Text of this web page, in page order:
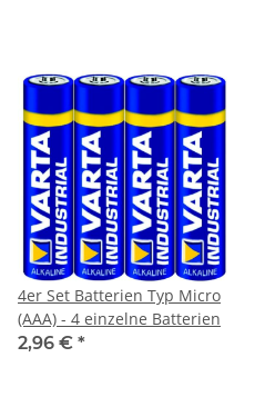
4er Set Batterien Typ Micro
(AAA) - 4 einzelne Batterien
2,96 € *